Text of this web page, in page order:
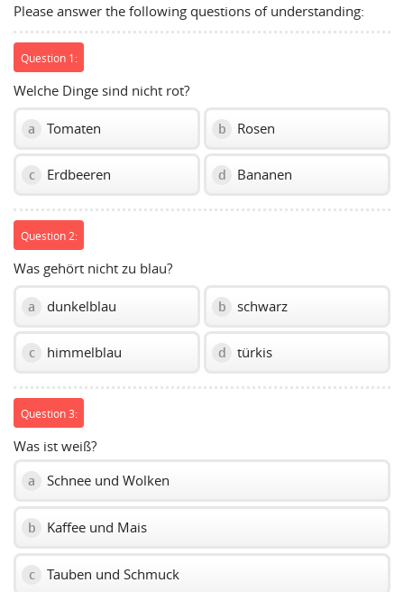
Please answer the following questions of understanding:
Question 1:
Welche Dinge sind nicht rot?
a Tomaten b Rosen
c Erdbeeren d Bananen
Question 2:
Was gehört nicht zu blau?
a dunkelblau b schwarz
c himmelblau d türkis
Question 3:
Was ist weiß?
a Schnee und Wolken
b Kaffee und Mais
c Tauben und Schmuck